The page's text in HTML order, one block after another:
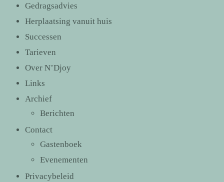
Gedragsadvies
Herplaatsing vanuit huis
Successen
Tarieven
Over N’Djoy
Links
Archief
Berichten
Contact
Gastenboek
Evenementen
Privacybeleid